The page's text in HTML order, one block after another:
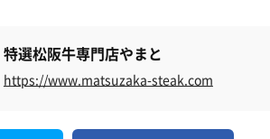
特選松阪牛専門店やまと
https://www.matsuzaka-steak.com